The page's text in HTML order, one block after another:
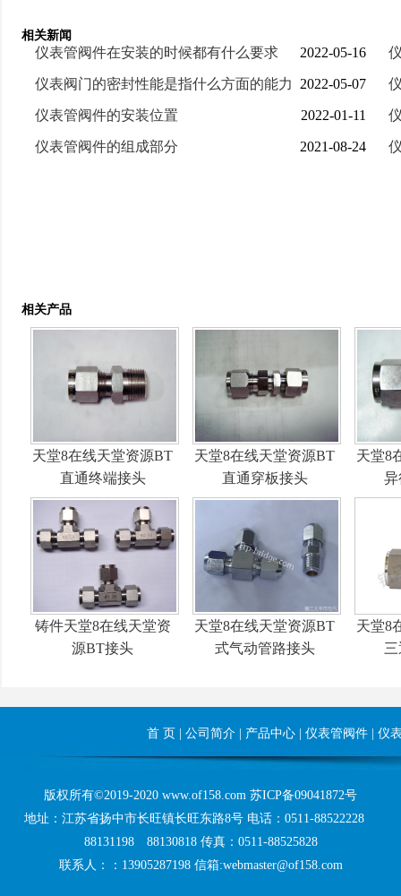
相关新闻
仪表管阀件在安装的时候都有什么要求 2022-05-16
仪表阀门的密封性能是指什么方面的能力 2022-05-07
仪表管阀件的安装位置 2022-01-11
仪表管阀件的组成部分 2021-08-24
相关产品
天堂8在线天堂资源BT
直通终端接头
天堂8在线天堂资源BT
直通穿板接头
天堂8
异
铸件天堂8在线天堂资
源BT接头
天堂8在线天堂资源BT
式气动管路接头
天堂8
首 页 公司简介| 产品中心| 仪表管阀件| 仪
版权所有©2019-2020 www.of158.com 苏ICP备09041872号
地址：江苏省扬中市长旺镇长旺东路8号 电话：0511-88522228
88131198 88130818 传真：0511-88525828
联系人：：13905287198 信箱:webmaster@of158.com